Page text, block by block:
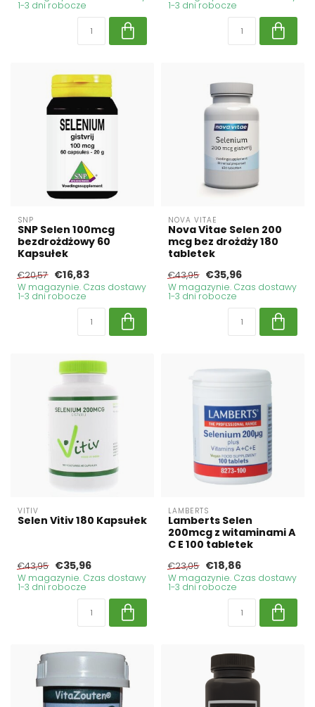
1-3 dni robocze 1-3 dni robocze
SNP
SNP Selen 100mcg
bezdrożdżowy 60
Kapsułek
€20,57 €16,83
W magazynie. Czas dostawy
1-3 dni robocze
NOVA VITAE
Nova Vitae Selen 200
mcg bez drożdży 180
tabletek
€43,95 €35,96
W magazynie. Czas dostawy
1-3 dni robocze
VITIV
Selen Vitiv 180 Kapsułek
€43,95 €35,96
W magazynie. Czas dostawy
1-3 dni robocze
LAMBERTS
Lamberts Selen
200mcg z witaminami A
C E 100 tabletek
€23,05 €18,86
W magazynie. Czas dostawy
1-3 dni robocze